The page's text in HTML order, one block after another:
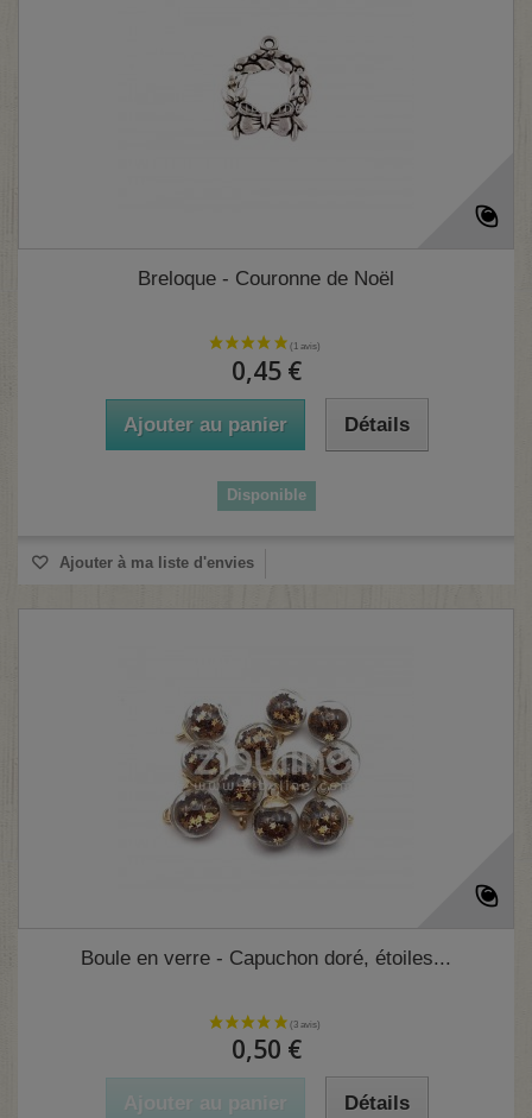
Breloque - Couronne de Noël
0,45 €
Ajouter au panier Détails
Disponible
Ajouter à ma liste d'envies
Boule en verre - Capuchon doré, étoiles...
0,50 €
Ajouter au panier Détails